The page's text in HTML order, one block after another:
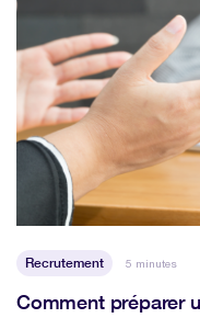
Recrutement 5 minutes
Comment préparer